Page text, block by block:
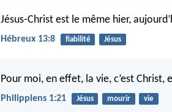
Jésus-Christ est le même hier,
Hébreux 13:8 fiabilité Jésus
Pour moi, en effet, la vie, c’est Christ,
Philippiens 1:21 Jésus mourir vie